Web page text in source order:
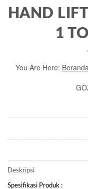
HAND
1
You Are Here:
Deskripsi
Spesifikasi Produk :